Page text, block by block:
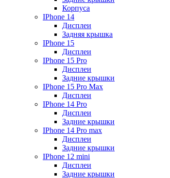
Корпуса
IPhone 14
Дисплеи
Задняя крышка
IPhone 15
Дисплеи
IPhone 15 Pro
Дисплеи
Задние крышки
IPhone 15 Pro Max
Дисплеи
IPhone 14 Pro
Дисплеи
Задние крышки
IPhone 14 Pro max
Дисплеи
Задние крышки
IPhone 12 mini
Дисплеи
Задние крышки